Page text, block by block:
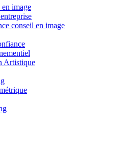
image
conseil en image
Artistique